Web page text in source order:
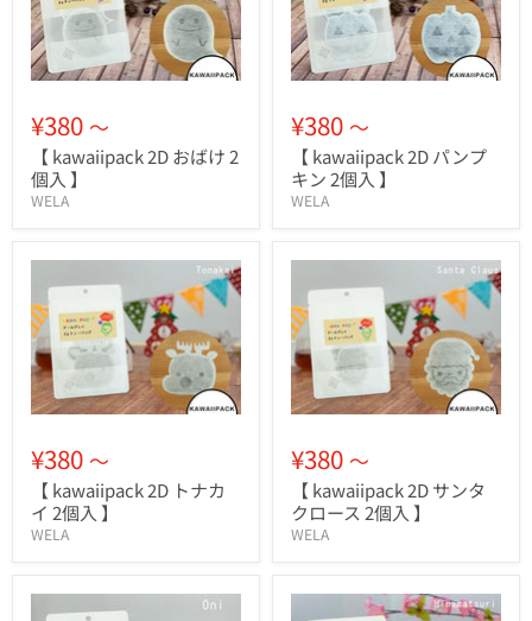
¥380 ～
【 kawaiipack 2D おばけ 2
個入 】
WELA
¥380 ～
【 kawaiipack 2D パンプ
キン 2個入 】
WELA
¥380 ～
【 kawaiipack 2D トナカ
イ 2個入 】
WELA
¥380 ～
【 kawaiipack 2D サンタ
クロース 2個入 】
WELA